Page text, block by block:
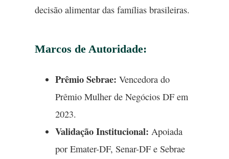
decisão alimentar das famílias brasileiras.
Marcos de Autoridade:
Prêmio Sebrae: Vencedora do
Prêmio Mulher de Negócios DF em
2023.
Validação Institucional: Apoiada
por Emater-DF, Senar-DF e Sebrae